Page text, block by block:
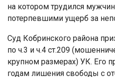
на котором трудился
потерпевшими ущерб за
Суд Кобринского района
по ч.3 и ч.4 ст.209
крупном размерах) УК. Его
годам лишения свободы с